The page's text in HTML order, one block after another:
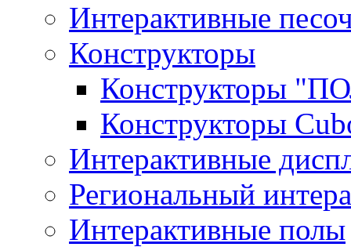
Интерактивные
Конструкторы
Конструкторы
Конструкторы
Интерактивные
Региональный
Интерактивные полы